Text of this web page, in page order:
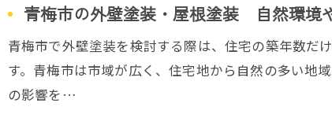
青梅市の外壁塗装・屋根塗装 自然環境
青梅市で外壁塗装を検討する際は、住宅の築年数だ
す。青梅市は市域が広く、住宅地から自然の多い地
の影響を…